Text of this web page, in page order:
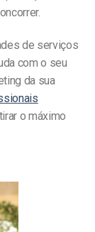
de serviços
com o seu
da sua
o máximo